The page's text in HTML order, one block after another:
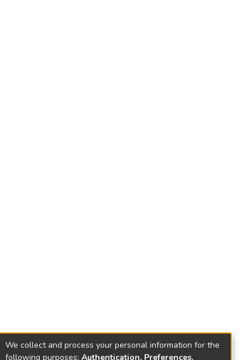
We collect and process your personal information for the
following purposes: Authentication, Preferences,